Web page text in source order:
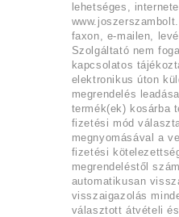
lehetséges,
faxon, e-mailen,
Szolgáltató nem
kapcsolatos
elektronikus úton
megrendelés
termék(ek) kosárba
fizetési mód
megnyomásával a
fizetési
megrendeléstől
automatikusan
visszaigazolás
választott átvételi